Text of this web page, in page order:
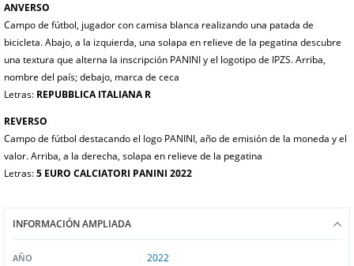
ANVERSO
Campo de fútbol, ​​jugador con camisa blanca realizando una patada de
bicicleta. Abajo, a la izquierda, una solapa en relieve de la pegatina descubre
una textura que alterna la inscripción PANINI y el logotipo de IPZS. Arriba,
nombre del país; debajo, marca de ceca
Letras: REPUBBLICA ITALIANA R
REVERSO
Campo de fútbol destacando el logo PANINI, año de emisión de la moneda y el
valor. Arriba, a la derecha, solapa en relieve de la pegatina
Letras:5 EURO CALCIATORI PANINI 2022
INFORMACIÓN AMPLIADA
AÑO 2022